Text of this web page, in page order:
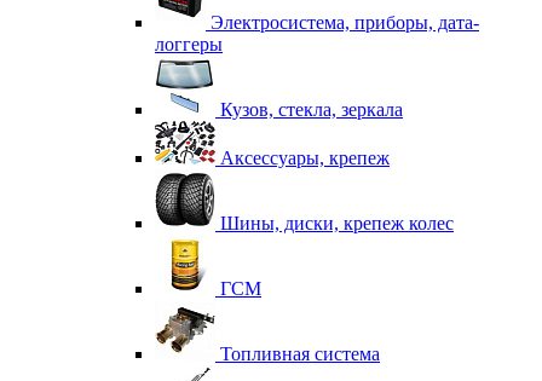
Электросистема, приборы, дата-
логгеры
Кузов, стекла, зеркала
Аксессуары, крепеж
Шины, диски, крепеж колес
ГСМ
Топливная система